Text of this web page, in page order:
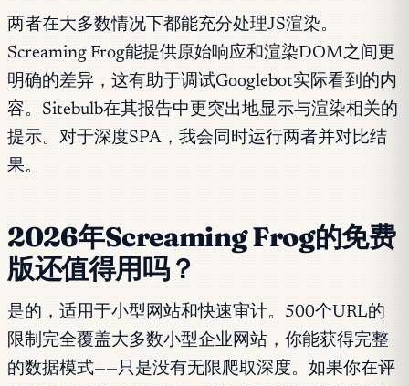
两者在大多数情况下都能充分处理JS渲染。
Screaming Frog能提供原始响应和渲染DOM之间更
明确的差异，这有助于调试Googlebot实际看到的内
容。Sitebulb在其报告中更突出地显示与渲染相关的
提示。对于深度SPA，我会同时运行两者并对比结
果。
2026年Screaming Frog的免费
版还值得用吗？
是的，适用于小型网站和快速审计。500个URL的
限制完全覆盖大多数小型企业网站，你能获得完整
的数据模式——只是没有无限爬取深度。如果你在评